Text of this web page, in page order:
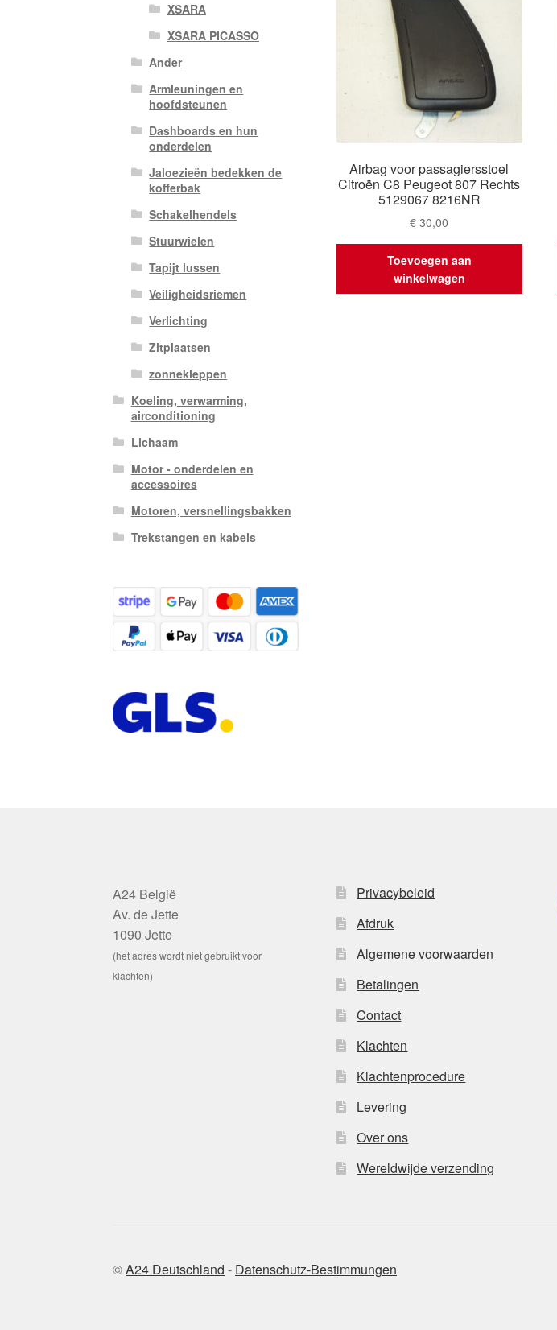
Airbag voor passagiersstoel
Citroën C8 Peugeot 807 Rechts
5129067 8216NR
€ 30,00
Toevoegen aan
winkelwagen
XSARA
XSARA PICASSO
Ander
Armleuningen en
hoofdsteunen
Dashboards en hun
onderdelen
Jaloezieën bedekken de
kofferbak
Schakelhendels
Stuurwielen
Tapijt lussen
Veiligheidsriemen
Verlichting
Zitplaatsen
zonnekleppen
Koeling, verwarming,
airconditioning
Lichaam
Motor - onderdelen en
accessoires
Motoren, versnellingsbakken
Trekstangen en kabels
A24 België
Av. de Jette
1090 Jette
(het adres wordt niet gebruikt voor
klachten)
Privacybeleid
Afdruk
Algemene voorwaarden
Betalingen
Contact
Klachten
Klachtenprocedure
Levering
Over ons
Wereldwijde verzending
©A24 Deutschland - Datenschutz-Bestimmungen